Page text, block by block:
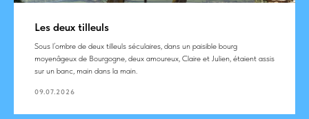
Les deux tilleuls
Sous l’ombre de deux tilleuls séculaires, dans un paisible bourg
moyenâgeux de Bourgogne, deux amoureux, Claire et Julien, étaient assis
sur un banc, main dans la main.
09.07.2026